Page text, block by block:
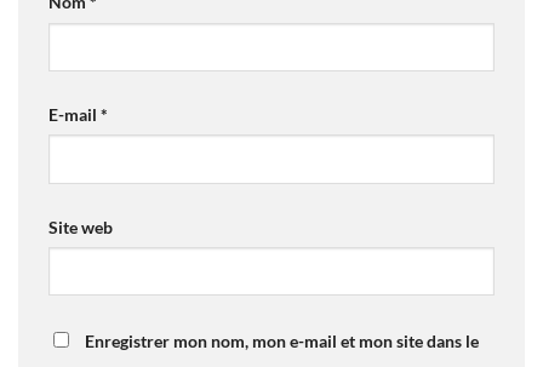
E-mail *
Site web
Enregistrer mon nom, mon e-mail et mon site dans le